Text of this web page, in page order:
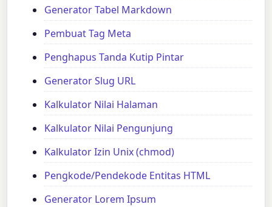
Generator Tabel Markdown
Pembuat Tag Meta
Penghapus Tanda Kutip Pintar
Generator Slug URL
Kalkulator Nilai Halaman
Kalkulator Nilai Pengunjung
Kalkulator Izin Unix (chmod)
Pengkode/Pendekode Entitas HTML
Generator Lorem Ipsum